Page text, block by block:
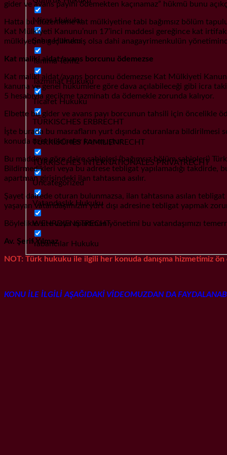
Miras Hukuku
Şahıs Hukuku
Tanıma Tenfiz
Tazminat Hukuku
Ticaret Hukuku
TÜRKISCHES ERBRECHT
TÜRKISCHES FAMILIENRECHT
TÜRKISCHES INTERNATIONALES PRIVATRECHT
Uncategorized
Vatandaşlık Hukuku
WEHRDIENSTRECHT
Yabancılar Hukuku
gider ve avans payını ödemekten kaçınamaz” hükmü bunu
Hatta bu düzenleme kat mülkiyetine tabi bağımsız bölüm
Kat Mülkiyeti Kanunu’nun 17’inci maddesi gereğince kat
mülkiyetine geçilmemiş olsa dahi anagayrimenkulün
Kat maliki aidat/avans borcunu ödemezse
Kat maliki aidat/avans borcunu ödemezse Kat Mülkiyeti
kanuna ve genel hükümlere göre dava açılabileceği gibi icra
5 hesabıyla gecikme tazminatı da ödemekle zorunda kalıyor.
Elbette bu gider ve avans payı borcunun tahsili için öncelikle
İşte burada bu masrafların yurt dışında oturanlara bildirilmesi
konuda özel hükümler konmuştur.
Bu maddeye göre daire sahipleri (bağımsız bölüm sahipleri)
Bildirmedikleri veya bu adrese tebligat yapılamadığı takdirde,
apartman girişindeki ilan tahtasına asılır.
Şayet dairede oturan bulunmazsa, ilan tahtasına asılan
yaşayan vatandaşımızın yurt dışı adresine tebligat yapmak
Böylelikle site veya apartman yönetimi bu vatandaşımızı
Av. Şerif Yılmaz
NOT: Türk hukuku ile ilgili her konuda danışma hizmetimiz
KONU İLE İLGİLİ AŞAĞIDAKİ VİDEOMUZDAN DA